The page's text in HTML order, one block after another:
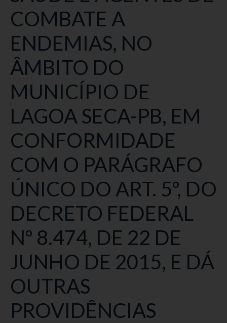
COMBATE A
ENDEMIAS, NO
ÂMBITO DO
MUNICÍPIO DE
LAGOA SECA-PB, EM
CONFORMIDADE
COM O PARÁGRAFO
ÚNICO DO ART. 5º, DO
DECRETO FEDERAL
Nº 8.474, DE 22 DE
JUNHO DE 2015, E DÁ
OUTRAS
PROVIDÊNCIAS